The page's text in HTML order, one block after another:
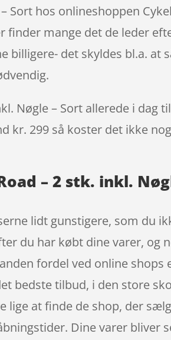
Sort hos onlineshoppen
finder mange det de leder
det skyldes bl.a. at
Nøgle – Sort allerede i dag
kr. 299 så koster det ikke
– 2 stk. inkl.
lidt gunstigere, som du
du har købt dine varer, og
fordel ved online shops
bedste tilbud, i den store
lige at finde de shop, der
Dine varer bliver